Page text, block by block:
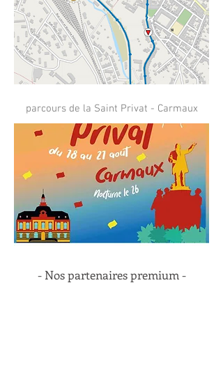
parcours de la Saint Privat - Carmaux
- Nos partenaires premium -